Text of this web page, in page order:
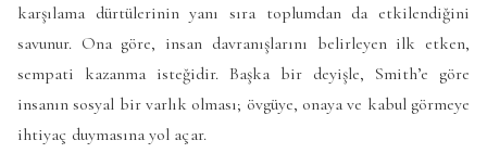
karşılama dürtülerinin yanı sıra toplumdan da etkilendiğini
savunur. Ona göre, insan davranışlarını belirleyen ilk etken,
sempati kazanma isteğidir. Başka bir deyişle, Smith’e göre
insanın sosyal bir varlık olması; övgüye, onaya ve kabul görmeye
ihtiyaç duymasına yol açar.